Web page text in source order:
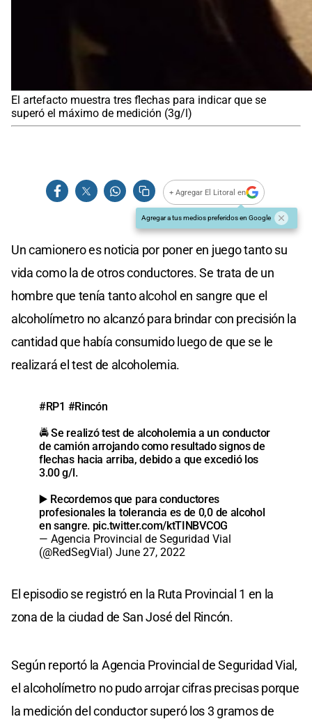
El artefacto muestra tres flechas para indicar que se
superó el máximo de medición (3g/l)
+ Agregar El Litoral en
Agregar a tus medios preferidos en Google
Un camionero es noticia por poner en juego tanto su
vida como la de otros conductores. Se trata de un
hombre que tenía tanto alcohol en sangre que el
alcoholímetro no alcanzó para brindar con precisión la
cantidad que había consumido luego de que se le
realizará el test de alcoholemia.
#RP1 #Rincón
🚔 Se realizó test de alcoholemia a un conductor
de camión arrojando como resultado signos de
flechas hacia arriba, debido a que excedió los
3.00 g/l.
▶️ Recordemos que para conductores
profesionales la tolerancia es de 0,0 de alcohol
en sangre. pic.twitter.com/ktTINBVCOG
— Agencia Provincial de Seguridad Vial
(@RedSegVial) June 27, 2022
El episodio se registró en la Ruta Provincial 1 en la
zona de la ciudad de San José del Rincón.
Según reportó la Agencia Provincial de Seguridad Vial,
el alcoholímetro no pudo arrojar cifras precisas porque
la medición del conductor superó los 3 gramos de